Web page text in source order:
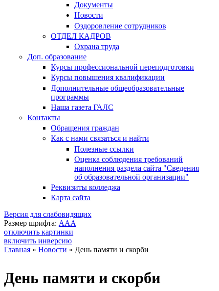
Документы
Новости
Оздоровление сотрудников
ОТДЕЛ КАДРОВ
Охрана труда
Доп. образование
Курсы профессиональной переподготовки
Курсы повышения квалификации
Дополнительные общеобразовательные
программы
Наша газета ГАЛС
Контакты
Обращения граждан
Как с нами связаться и найти
Полезные ссылки
Оценка соблюдения требований
наполнения раздела сайта "Сведения
об образовательной организации"
Реквизиты колледжа
Карта сайта
Версия для слабовидящих
Размер шрифта: AAA
отключить картинки
включить инверсию
Главная » Новости » День памяти и скорби
День памяти и скорби